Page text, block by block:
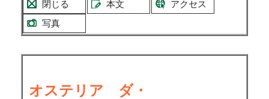
閉じる 本文
アクセス
写真
オステリア ダ・